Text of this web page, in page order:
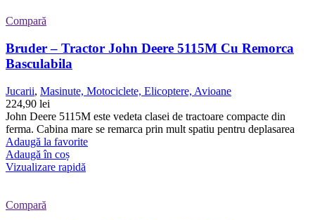
Compară
Bruder – Tractor John Deere 5115M Cu Remorca
Basculabila
Jucarii, Masinute, Motociclete, Elicoptere, Avioane
224,90 lei
John Deere 5115M este vedeta clasei de tractoare compacte din
ferma. Cabina mare se remarca prin mult spatiu pentru deplasarea
Adaugă la favorite
Adaugă în coș
Vizualizare rapidă
Compară